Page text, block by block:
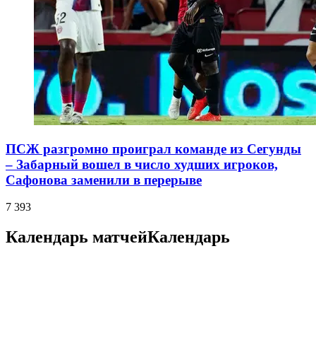
ПСЖ разгромно проиграл команде из Сегунды
– Забарный вошел в число худших игроков,
Сафонова заменили в перерыве
7 393
Календарь матчейКалендарь